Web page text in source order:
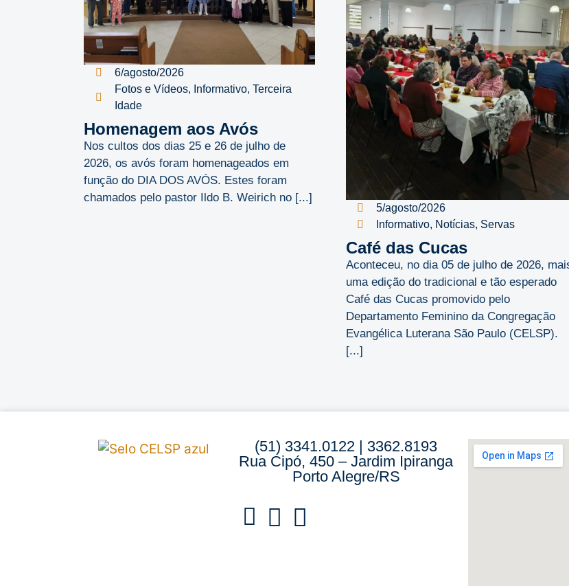
6/agosto/2026
Fotos e Vídeos, Informativo, Terceira
Idade
Homenagem aos Avós
Nos cultos dos dias 25 e 26 de julho de
2026, os avós foram homenageados em
função do DIA DOS AVÓS. Estes foram
chamados pelo pastor Ildo B. Weirich no [...]
5/agosto/2026
Informativo, Notícias, Servas
Café das Cucas
Aconteceu, no dia 05 de julho de 2026,
uma edição do tradicional e tão esperado
Café das Cucas promovido pelo
Departamento Feminino da Congregação
Evangélica Luterana São Paulo (CELSP).
[...]
(51) 3341.0122 | 3362.8193
Rua Cipó, 450 – Jardim Ipiranga
Porto Alegre/RS